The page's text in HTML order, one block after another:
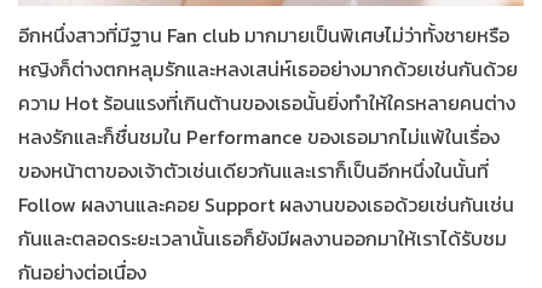
อีกหนึ่งสาวที่มีฐาน Fan club มากมายเป็นพิเศษไม่ว่าทั้งชายหรือ
หญิงก็ต่างตกหลุมรักและหลงเสน่ห์เธออย่างมากด้วยเช่นกันด้วย
ความ Hot ร้อนแรงที่เกินต้านของเธอนั้นยิ่งทำให้ใครหลายคนต่าง
หลงรักและก็ชื่นชมใน Performance ของเธอมากไม่แพ้ในเรื่อง
ของหน้าตาของเจ้าตัวเช่นเดียวกันและเราก็เป็นอีกหนึ่งในนั้นที่
Follow ผลงานและคอย Support ผลงานของเธอด้วยเช่นกันเช่น
กันและตลอดระยะเวลานั้นเธอก็ยังมีผลงานออกมาให้เราได้รับชม
กันอย่างต่อเนื่อง